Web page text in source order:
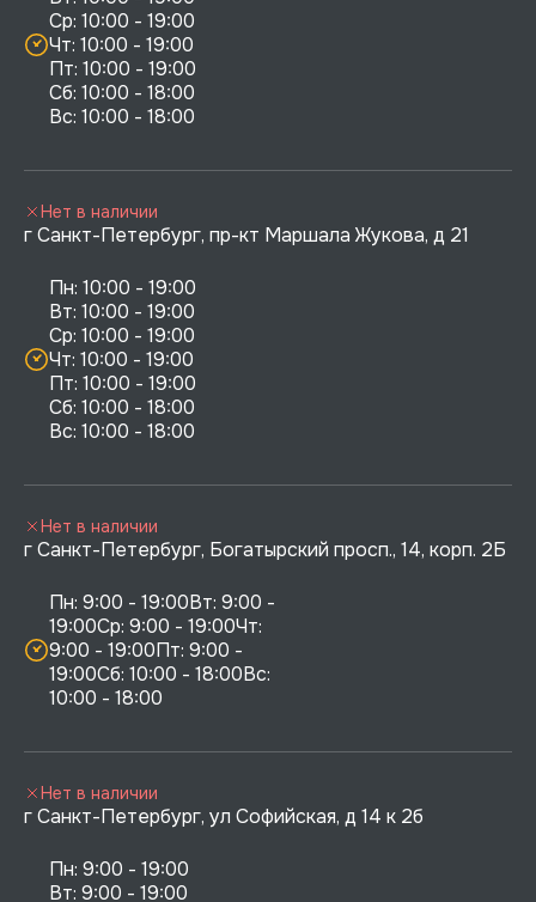
Ср: 10:00 - 19:00
Чт: 10:00 - 19:00
Пт: 10:00 - 19:00
Сб: 10:00 - 18:00
г Санкт-Петербург, пр-кт Маршала Жукова, д 21
Пн: 10:00 - 19:00
Вт: 10:00 - 19:00
Ср: 10:00 - 19:00
Чт: 10:00 - 19:00
Пт: 10:00 - 19:00
Сб: 10:00 - 18:00
Нет в наличии
г Санкт-Петербург, Богатырский просп., 14, корп. 2Б
Пн: 9:00 - 19:00Вт: 9:00 -
19:00Ср: 9:00 - 19:00Чт:
9:00 - 19:00Пт: 9:00 -
19:00Сб: 10:00 - 18:00Вс:
10:00 - 18:00
Нет в наличии
г Санкт-Петербург, ул Софийская, д 14 к 2б
Пн: 9:00 - 19:00
Вт: 9:00 - 19:00
Нет в наличии